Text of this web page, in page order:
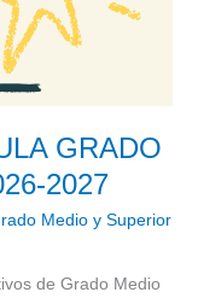
GRADO
2027
Medio y Superior
de Grado Medio